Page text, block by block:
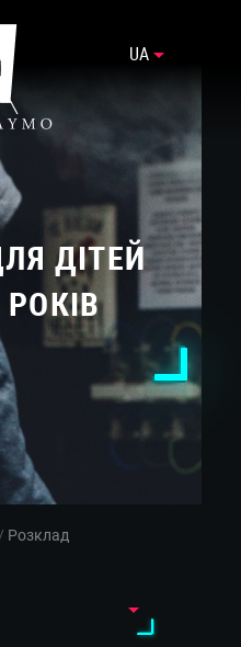
UA
ДІТЕЙ
РОКІВ
/ Розклад